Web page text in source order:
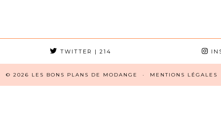
TWITTER | 214
© 2026 LES BONS PLANS DE MODANGE MENTIONS LÉGALES